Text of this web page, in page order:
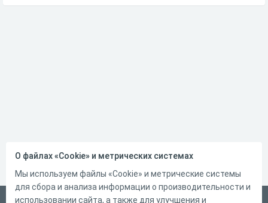
О файлах «Cookie» и метрических системах
Мы используем файлы «Cookie» и метрические системы
для сбора и анализа информации о производительности и
использовании сайта, а также для улучшения и